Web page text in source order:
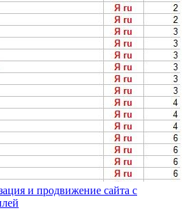
и продвижение сайта с